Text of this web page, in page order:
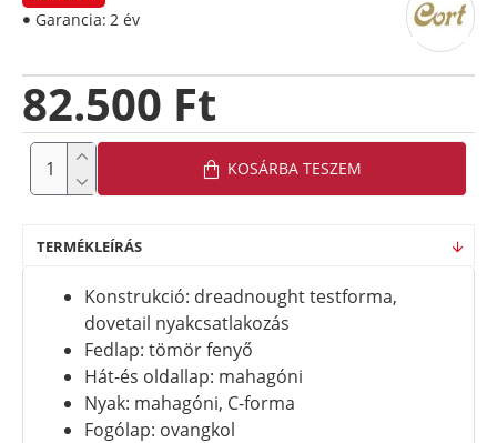
82.500 Ft
Garancia: 2 év
KOSÁRBA TESZEM
TERMÉKLEÍRÁS
Konstrukció: dreadnought testforma,
dovetail nyakcsatlakozás
Fedlap: tömör fenyő
Hát-és oldallap: mahagóni
Nyak: mahagóni, C-forma
Fogólap: ovangkol